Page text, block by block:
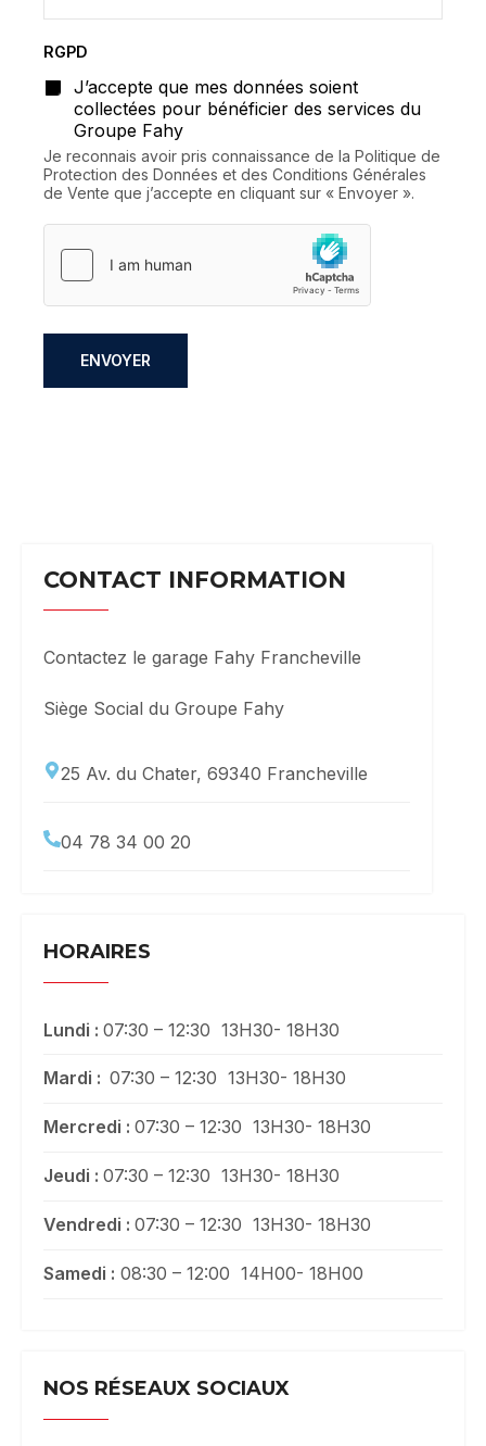
RGPD
J’accepte que mes données soient
collectées pour bénéficier des services du
Groupe Fahy
Je reconnais avoir pris connaissance de la Politique de
Protection des Données et des Conditions Générales
de Vente que j’accepte en cliquant sur « Envoyer ».
ENVOYER
CONTACT INFORMATION
Contactez le garage Fahy Francheville
Siège Social du Groupe Fahy
25 Av. du Chater, 69340 Francheville
04 78 34 00 20
HORAIRES
Lundi : 07:30 – 12:30 13H30- 18H30
Mardi : 07:30 – 12:30 13H30- 18H30
Mercredi : 07:30 – 12:30 13H30- 18H30
Jeudi : 07:30 – 12:30 13H30- 18H30
Vendredi : 07:30 – 12:30 13H30- 18H30
Samedi : 08:30 – 12:00 14H00- 18H00
NOS RÉSEAUX SOCIAUX